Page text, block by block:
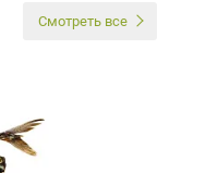
Смотреть все